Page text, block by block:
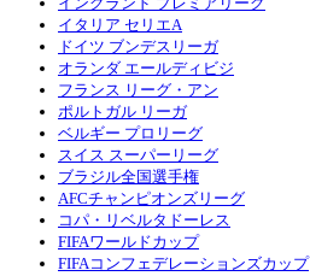
イタリア セリエA
ドイツ ブンデスリーガ
オランダ エールディビジ
フランス リーグ・アン
ポルトガル リーガ
ベルギー プロリーグ
スイス スーパーリーグ
ブラジル全国選手権
AFCチャンピオンズリーグ
コパ・リベルタドーレス
FIFAワールドカップ
FIFAコンフェデレーションズカップ